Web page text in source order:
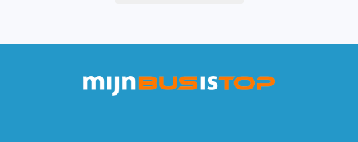
Perfect passend op jouw bus
Ontwikkeld voor specifieke modellen en